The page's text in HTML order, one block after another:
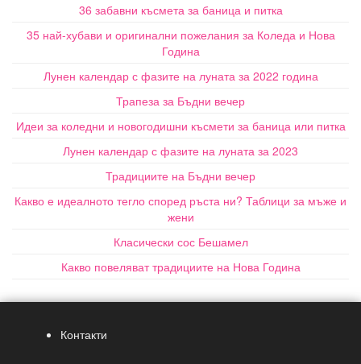
36 забавни късмета за баница и питка
35 най-хубави и оригинални пожелания за Коледа и Нова
Година
Лунен календар с фазите на луната за 2022 година
Трапеза за Бъдни вечер
Идеи за коледни и новогодишни късмети за баница или питка
Лунен календар с фазите на луната за 2023
Традициите на Бъдни вечер
Какво е идеалното тегло според ръста ни? Таблици за мъже и
жени
Класически сос Бешамел
Какво повеляват традициите на Нова Година
Контакти